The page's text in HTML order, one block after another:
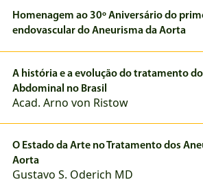
Homenagem ao 30º Aniversário do
endovascular do Aneurisma da Aorta
A história e a evolução do tratamento
Abdominal no Brasil
Acad. Arno von Ristow
O Estado da Arte no Tratamento dos
Aorta
Gustavo S. Oderich MD